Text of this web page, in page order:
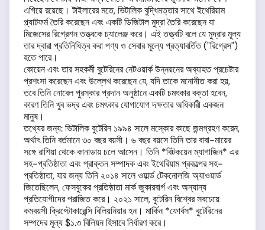
এগিয়ে রয়েছে। টাইলারের মতে, ভিটালিক বুদ্ধিমত্তার সাথে ইথেরিয়াম
প্ল্যাটফর্ম তৈরি করেছেন এবং একটি ডিজিটাল মুদ্রা তৈরি করেছেন যা
মিজেসের রিগ্রেশন তত্ত্বকে চ্যালেঞ্জ করে। এই তত্ত্বটি বলে যে মুদ্রার মূল্য
তার দ্বারা প্রতিনিধিত্ব করা পণ্য ও সেবার মূল্যে প্রত্যাবর্তিত ("রিগ্রেস")
হতে পারে।
কোয়েন এবং তার সহকর্মী বুটেরিনের নেটওয়ার্ক উন্নয়নের অব্যাহত প্রচেষ্টার
প্রশংসা করেছেন এবং উল্লেখ করেছেন যে, যদি তাকে মনোনীত করা হয়,
তবে তিনি নোবেল পুরস্কার প্রদান অনুষ্ঠানে একটি চমৎকার বক্তা হবেন,
কারণ তিনি খুব ভদ্র এবং চমৎকার যোগাযোগ দক্ষতার অধিকারী একজন
মানুষ।
তথ্যের জন্য: ভিটালিক বুটেরিন ১৯৯৪ সালে মস্কোর কাছে জন্মগ্রহণ করেন,
অর্থাৎ তিনি বর্তমানে ৩০ বছর বয়সী। ৬ বছর বয়সে তিনি তার বাবা-মায়ের
সঙ্গে রাশিয়া থেকে কানাডায় চলে আসেন। তিনি *বিটকয়েন ম্যাগাজিন* এর
সহ-প্রতিষ্ঠাতা এবং প্রাক্তন সম্পাদক এবং ইথেরিয়াম প্রকল্পের সহ-
প্রতিষ্ঠাতা, যার জন্য তিনি ২০১৪ সালে ওয়ার্ল্ড টেকনোলজি অ্যাওয়ার্ড
জিতেছিলেন, ফেসবুকের প্রতিষ্ঠাতা মার্ক জুকারবার্গ এবং অন্যান্য
প্রতিযোগীদের পরাজিত করে। ২০২১ সালে, বুটেরিন বিশ্বের সবচেয়ে
কমবয়সী ক্রিপ্টোকারেন্সি বিলিয়নিয়ার হন। মার্কিন *ফোর্বস* বুটেরিনের
সম্পদের মূল্য $১.৩ বিলিয়ন হিসাবে নির্ধারণ করে।